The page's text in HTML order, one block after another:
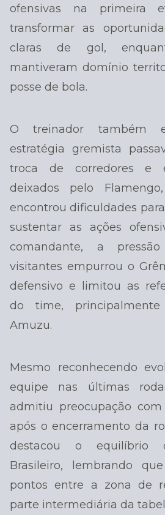
ofensivas na primeira
transformar as
claras de gol,
mantiveram domínio
posse de bola.
O treinador também
estratégia gremista
troca de corredores e
deixados pelo
encontrou dificuldades
sustentar as ações
comandante, a
visitantes empurrou o
defensivo e limitou as
do time,
Amuzu.
Mesmo reconhecendo
equipe nas últimas
admitiu preocupação
após o encerramento da
destacou o equilíbrio
Brasileiro, lembrando
pontos entre a zona de
parte intermediária da